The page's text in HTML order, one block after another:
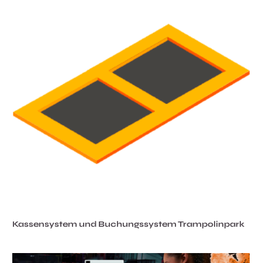
Kassensystem und Buchungssystem Trampolinpark